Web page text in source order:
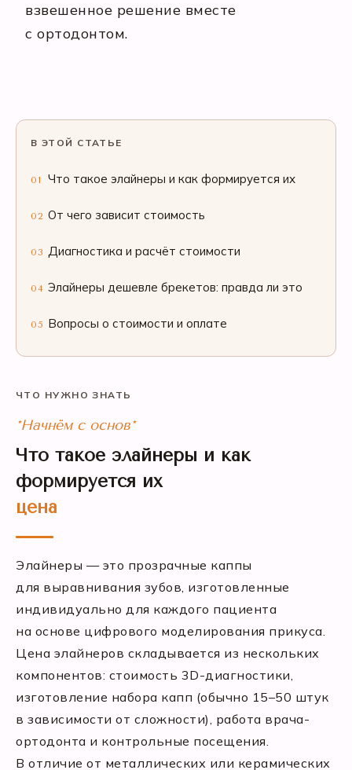
взвешенное решение вместе
с ортодонтом.
В ЭТОЙ СТАТЬЕ
01 Что такое элайнеры и как формируется их
02 От чего зависит стоимость
03 Диагностика и расчёт стоимости
04 Элайнеры дешевле брекетов: правда ли это
05 Вопросы о стоимости и оплате
ЧТО НУЖНО ЗНАТЬ
*Начнём с основ*
Что такое элайнеры и как
формируется их
цена
Элайнеры — это прозрачные каппы
для выравнивания зубов, изготовленные
индивидуально для каждого пациента
на основе цифрового моделирования прикуса.
Цена элайнеров складывается из нескольких
компонентов: стоимость 3D-диагностики,
изготовление набора капп (обычно 15–50 штук
в зависимости от сложности), работа врача-
ортодонта и контрольные посещения.
В отличие от металлических или керамических